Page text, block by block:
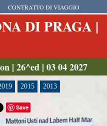
CONTRATTO DI VIAGGIO
DI PRAGA |
| 26^ed | 03 04 2027
2015 2013
Save